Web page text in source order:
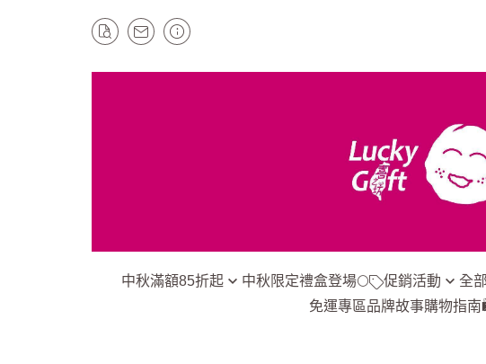
中秋滿額85折起 中秋限定禮盒登場🌕 促銷活動 全
免運專區品牌故事購物指